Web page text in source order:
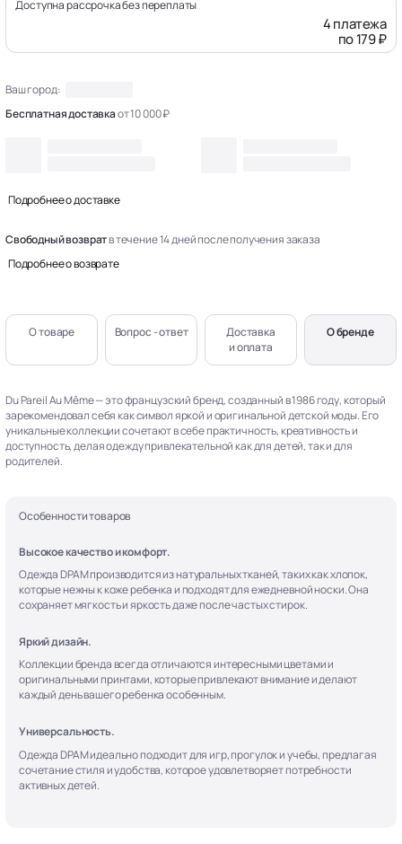
Доступна рассрочка без переплаты
4 платежа
по 179 ₽
Ваш город:
Бесплатная доставкаот 10 000 ₽
Подробнее о доставке
Свободный возвратв течение 14 дней после получения заказа
Подробнее о возврате
О товаре Вопрос - ответ
Доставка
и оплата
О бренде
Du Pareil Au Même — это французский бренд, созданный в 1986 году, который
зарекомендовал себя как символ яркой и оригинальной детской моды. Его
уникальные коллекции сочетают в себе практичность, креативность и
доступность, делая одежду привлекательной как для детей, так и для
родителей.
Особенности товаров
Высокое качество и комфорт.
Одежда DPAM производится из натуральных тканей, таких как хлопок,
которые нежны к коже ребенка и подходят для ежедневной носки. Она
сохраняет мягкость и яркость даже после частых стирок.
Яркий дизайн.
Коллекции бренда всегда отличаются интересными цветами и
оригинальными принтами, которые привлекают внимание и делают
каждый день вашего ребенка особенным.
Универсальность.
Одежда DPAM идеально подходит для игр, прогулок и учебы, предлагая
сочетание стиля и удобства, которое удовлетворяет потребности
активных детей.